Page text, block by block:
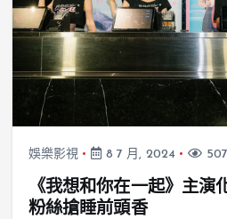
娛樂影視 8 7 月, 2024
《我想和你在一起》主演
粉絲搶睡前頭香